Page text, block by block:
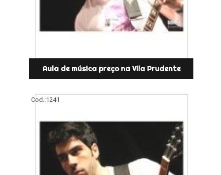
Aula de música preço na Vila Prudente
Cod.:1241